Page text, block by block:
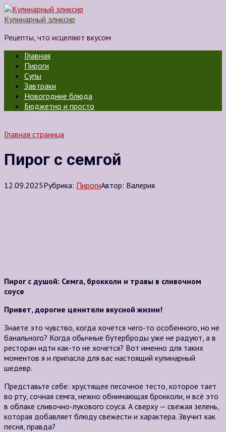
Перейти
к
Кулинарный эликсир
Рецепты, что исцеляют вкусом
Главная
Пироги
Супы
Завтраки
Новогодние блюда
Бюджетно и просто
Главная страница
Пирог с семгой
12.09.2025Рубрика: ПирогиАвтор: Валерия
Пирог с душой: Семга, брокколи и травы в сливочном
соусе
Привет, дорогие ценители вкусной жизни!
Знаете это чувство, когда хочется чего-то особенного, но не
банального? Когда обычные бутерброды уже не радуют, а в
ресторан идти как-то не хочется? Вот именно для таких
моментов я и припасла для вас настоящий кулинарный
шедевр.
Представьте себе: хрустящее песочное тесто, которое тает
во рту, сочная семга, нежно обнимающая брокколи, и всё это
в облаке сливочно-лукового соуса. А сверху — свежая зелень,
которая добавляет блюду свежести и характера. Звучит как
песня, правда?